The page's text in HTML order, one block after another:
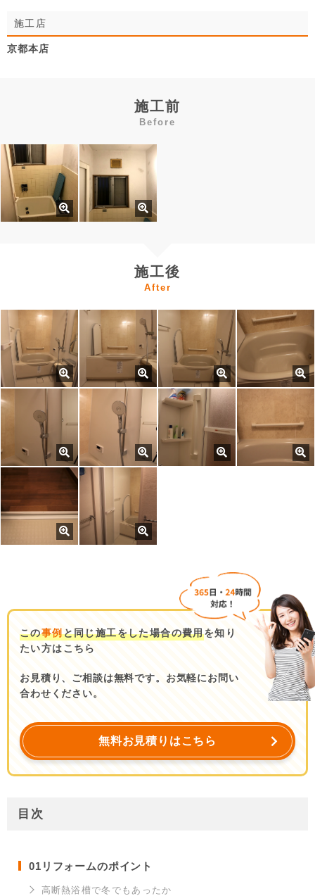
施工店
京都本店
施工前
Before
施工後
After
この事例と同じ施工をした場合の費用を知り
たい方はこちら
お見積り、ご相談は無料です。お気軽にお問い
合わせください。
無料お見積りはこちら
目次
01 リフォームのポイント
高断熱浴槽で冬でもあったか